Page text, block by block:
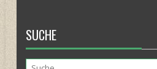
SUCHE